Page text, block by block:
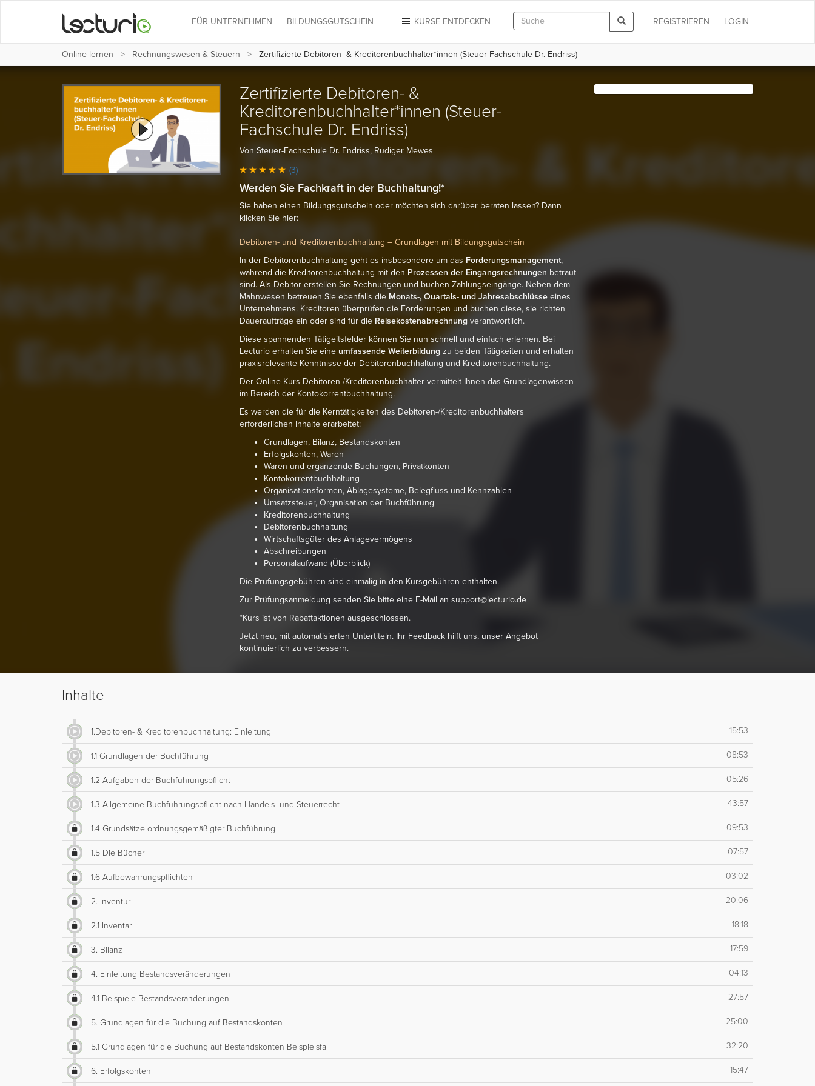
LOGIN
REGISTRIEREN
KURSE ENTDECKEN
FÜR UNTERNEHMEN BILDUNGSGUTSCHEIN
Online lernen Rechnungs­wesen & Steuern Zertifizierte Debitoren- & Kreditorenbuchhalter*innen (Steuer-Fachschule Dr. Endriss)
Zertifizierte Debitoren- &
Kreditorenbuchhalter*innen (Steuer-
Fachschule Dr. Endriss)
Von Steuer-Fachschule Dr. Endriss, Rüdiger Mewes
(3)
Werden Sie Fachkraft in der Buchhaltung!*
Sie haben einen Bildungsgutschein oder möchten sich darüber beraten lassen? Dann
klicken Sie hier:
Debitoren- und Kreditorenbuchhaltung – Grundlagen mit Bildungsgutschein
In der Debitorenbuchhaltung geht es insbesondere um das Forderungsmanagement,
während die Kreditorenbuchhaltung mit den Prozessen der Eingangsrechnungen betraut
sind. Als Debitor erstellen Sie Rechnungen und buchen Zahlungseingänge. Neben dem
Mahnwesen betreuen Sie ebenfalls die Monats-, Quartals- und Jahresabschlüsseeines
Unternehmens. Kreditoren überprüfen die Forderungen und buchen diese, sie richten
Daueraufträge ein oder sind für die Reisekostenabrechnungverantwortlich.
Diese spannenden Tätigeitsfelder können Sie nun schnell und einfach erlernen. Bei
Lecturio erhalten Sie eine umfassende Weiterbildungzu beiden Tätigkeiten und erhalten
praxisrelevante Kenntnisse der Debitorenbuchhaltung und Kreditorenbuchhaltung.
Der Online-Kurs Debitoren-/Kreditorenbuchhalter vermittelt Ihnen das Grundlagenwissen
im Bereich der Kontokorrentbuchhaltung.
Es werden die für die Kerntätigkeiten des Debitoren-/Kreditorenbuchhalters
erforderlichen Inhalte erarbeitet:
Grundlagen, Bilanz, Bestandskonten
Erfolgskonten, Waren
Waren und ergänzende Buchungen, Privatkonten
Kontokorrentbuchhaltung
Organisationsformen, Ablagesysteme, Belegfluss und Kennzahlen
Umsatzsteuer, Organisation der Buchführung
Kreditorenbuchhaltung
Debitorenbuchhaltung
Wirtschaftsgüter des Anlagevermögens
Abschreibungen
Personalaufwand (Überblick)
Die Prüfungsgebühren sind einmalig in den Kursgebühren enthalten.
Zur Prüfungsanmeldung senden Sie bitte eine E-Mail an support@lecturio.de
*Kurs ist von Rabattaktionen ausgeschlossen.
Jetzt neu, mit automatisierten Untertiteln. Ihr Feedback hilft uns, unser Angebot
kontinuierlich zu verbessern.
Inhalte
1.Debitoren- & Kreditorenbuchhaltung: Einleitung 15:53
1.1 Grundlagen der Buchführung 08:53
1.2 Aufgaben der Buchführungspflicht 05:26
1.3 Allgemeine Buchführungspflicht nach Handels- und Steuerrecht 43:57
1.4 Grundsätze ordnungsgemäßigter Buchführung 09:53
1.5 Die Bücher 07:57
1.6 Aufbewahrungspflichten 03:02
2. Inventur 20:06
2.1 Inventar 18:18
3. Bilanz 17:59
4. Einleitung Bestandsveränderungen 04:13
4.1 Beispiele Bestandsveränderungen 27:57
5. Grundlagen für die Buchung auf Bestandskonten 25:00
5.1 Grundlagen für die Buchung auf Bestandskonten Beispielsfall 32:20
6. Erfolgskonten 15:47